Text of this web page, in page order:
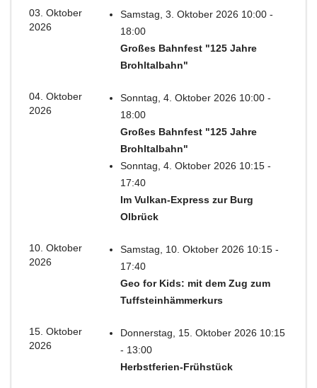
03. Oktober
2026
Samstag, 3. Oktober 2026 10:00 -
18:00
Großes Bahnfest "125 Jahre
Brohltalbahn"
04. Oktober
2026
Sonntag, 4. Oktober 2026 10:00 -
18:00
Großes Bahnfest "125 Jahre
Brohltalbahn"
Sonntag, 4. Oktober 2026 10:15 -
17:40
Im Vulkan-Express zur Burg
Olbrück
10. Oktober
2026
Samstag, 10. Oktober 2026 10:15 -
17:40
Geo for Kids: mit dem Zug zum
Tuffsteinhämmerkurs
15. Oktober
2026
Donnerstag, 15. Oktober 2026 10:15
- 13:00
Herbstferien-Frühstück